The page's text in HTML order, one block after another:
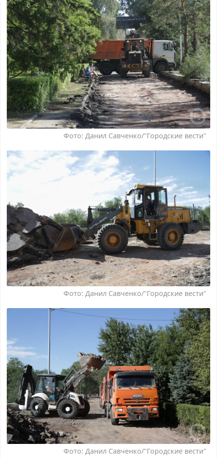
Фото: Данил Савченко/"Городские вести"
Фото: Данил Савченко/"Городские вести"
Фото: Данил Савченко/"Городские вести"